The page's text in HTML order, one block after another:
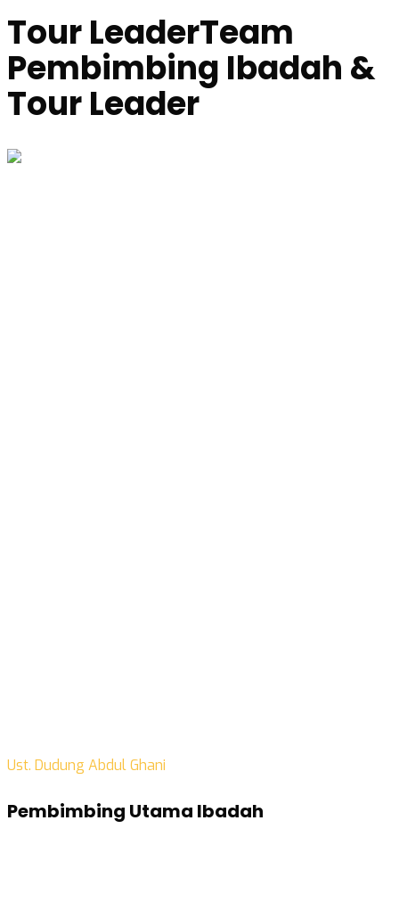
Tour LeaderTeam
Pembimbing Ibadah &
Tour Leader
Ust. Dudung Abdul Ghani
Pembimbing Utama Ibadah